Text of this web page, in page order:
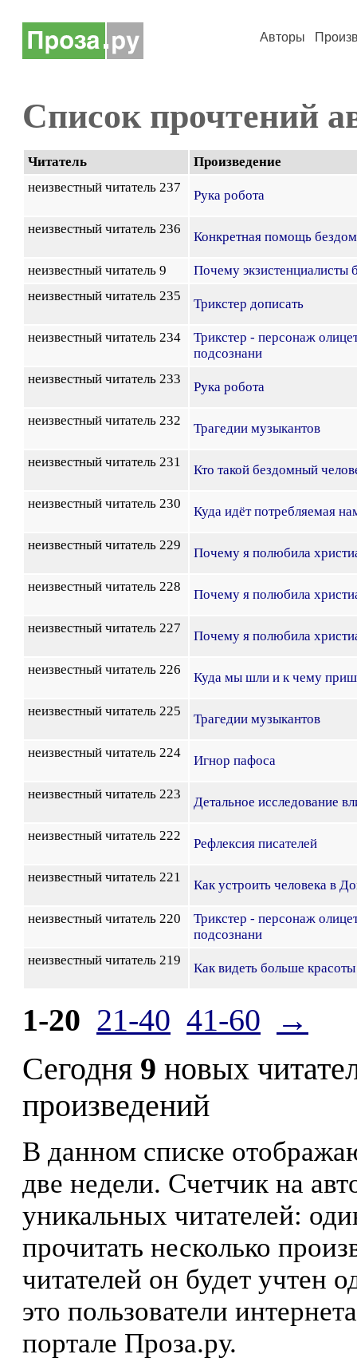
Авторы
Список прочтений
Читатель
Произведение
неизвестный читатель 237
Рука робота
неизвестный читатель 236
Конкретная помощь
неизвестный читатель 9
Почему экзистенциалисты
неизвестный читатель 235
Трикстер дописать
неизвестный читатель 234
Трикстер - персонаж
подсознани
неизвестный читатель 233
Рука робота
неизвестный читатель 232
Трагедии музыкантов
неизвестный читатель 231
Кто такой бездомный
неизвестный читатель 230
Куда идёт потребляемая
неизвестный читатель 229
Почему я полюбила
неизвестный читатель 228
Почему я полюбила
неизвестный читатель 227
Почему я полюбила
неизвестный читатель 226
Куда мы шли и к чему
неизвестный читатель 225
Трагедии музыкантов
неизвестный читатель 224
Игнор пафоса
неизвестный читатель 223
Детальное исследование
неизвестный читатель 222
Рефлексия писателей
неизвестный читатель 221
Как устроить человека в
неизвестный читатель 220
Трикстер - персонаж
подсознани
неизвестный читатель 219
Как видеть больше
1-20 21-40 41-60
→
Сегодня 9 новых
произведений
В данном списке
две недели. Счетчик на
уникальных читателей:
прочитать несколько
читателей он будет учтен
это пользователи
портале Проза.ру.